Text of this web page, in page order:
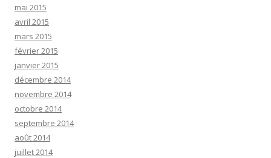
mai 2015
avril 2015
mars 2015
février 2015
janvier 2015
décembre 2014
novembre 2014
octobre 2014
septembre 2014
août 2014
juillet 2014